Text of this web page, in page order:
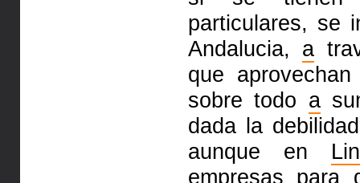
particulares, se
Andalucia, a
que
sobre todo a
dada la
aunque en
empresas